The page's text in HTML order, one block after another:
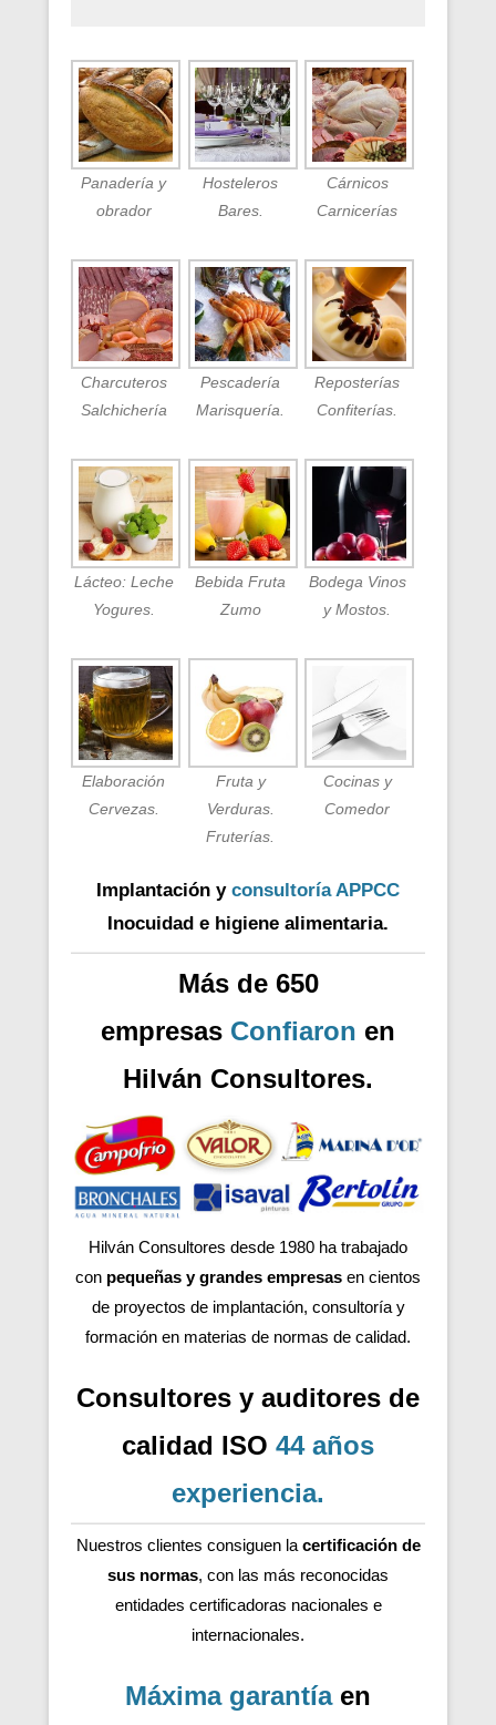
Panadería y
obrador
Hosteleros
Bares.
Cárnicos
Carnicerías
Charcuteros
Salchichería
Pescadería
Marisquería.
Reposterías
Confiterías.
Lácteo: Leche
Yogures.
Bebida Fruta
Zumo
Bodega Vinos
y Mostos.
Elaboración
Cervezas.
Fruta y
Verduras.
Fruterías.
Cocinas y
Comedor
Implantación y consultoría APPCC
Inocuidad e higiene alimentaria.
Más de 650
empresas Confiaron en
Hilván Consultores.
Hilván Consultores desde 1980 ha trabajado
con pequeñas y grandes empresas en cientos
de proyectos de implantación, consultoría y
formación en materias de normas de calidad.
Consultores y auditores de
calidad ISO 44 años
experiencia.
Nuestros clientes consiguen la certificación de
sus normas, con las más reconocidas
entidades certificadoras nacionales e
internacionales.
Máxima garantíaen